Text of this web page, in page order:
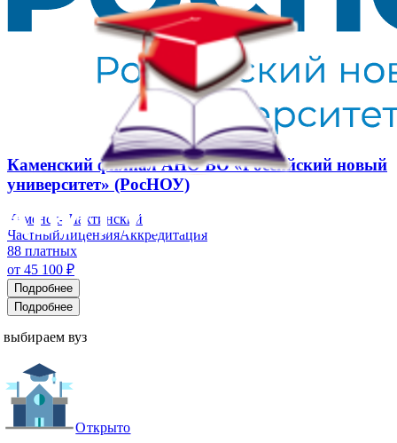
Каменский филиал АНО ВО «Российский новый
университет» (РосНОУ)
Каменск-Шахтинский
ЧастныйЛицензияАккредитация
88 платных
от 45 100 ₽
Подробнее
Подробнее
выбираем вуз
Открыто